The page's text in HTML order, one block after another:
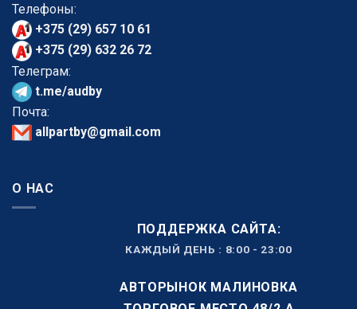
Телефоны:
+375 (29) 657 10 61
+375 (29) 632 26 72
Телеграм:
t.me/audby
Почта:
allpartby@gmail.com
О НАС
ПОДДЕРЖКА САЙТА:
КАЖДЫЙ ДЕНЬ : 8:00 - 23:00
АВТОРЫНОК МАЛИНОВКА